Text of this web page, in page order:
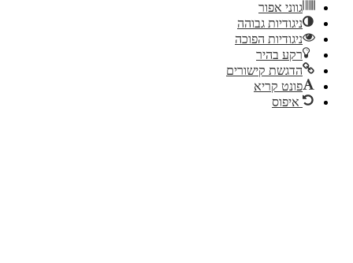
אפור
גבוהה
הפוכה
בהיר
קישורים
קריא